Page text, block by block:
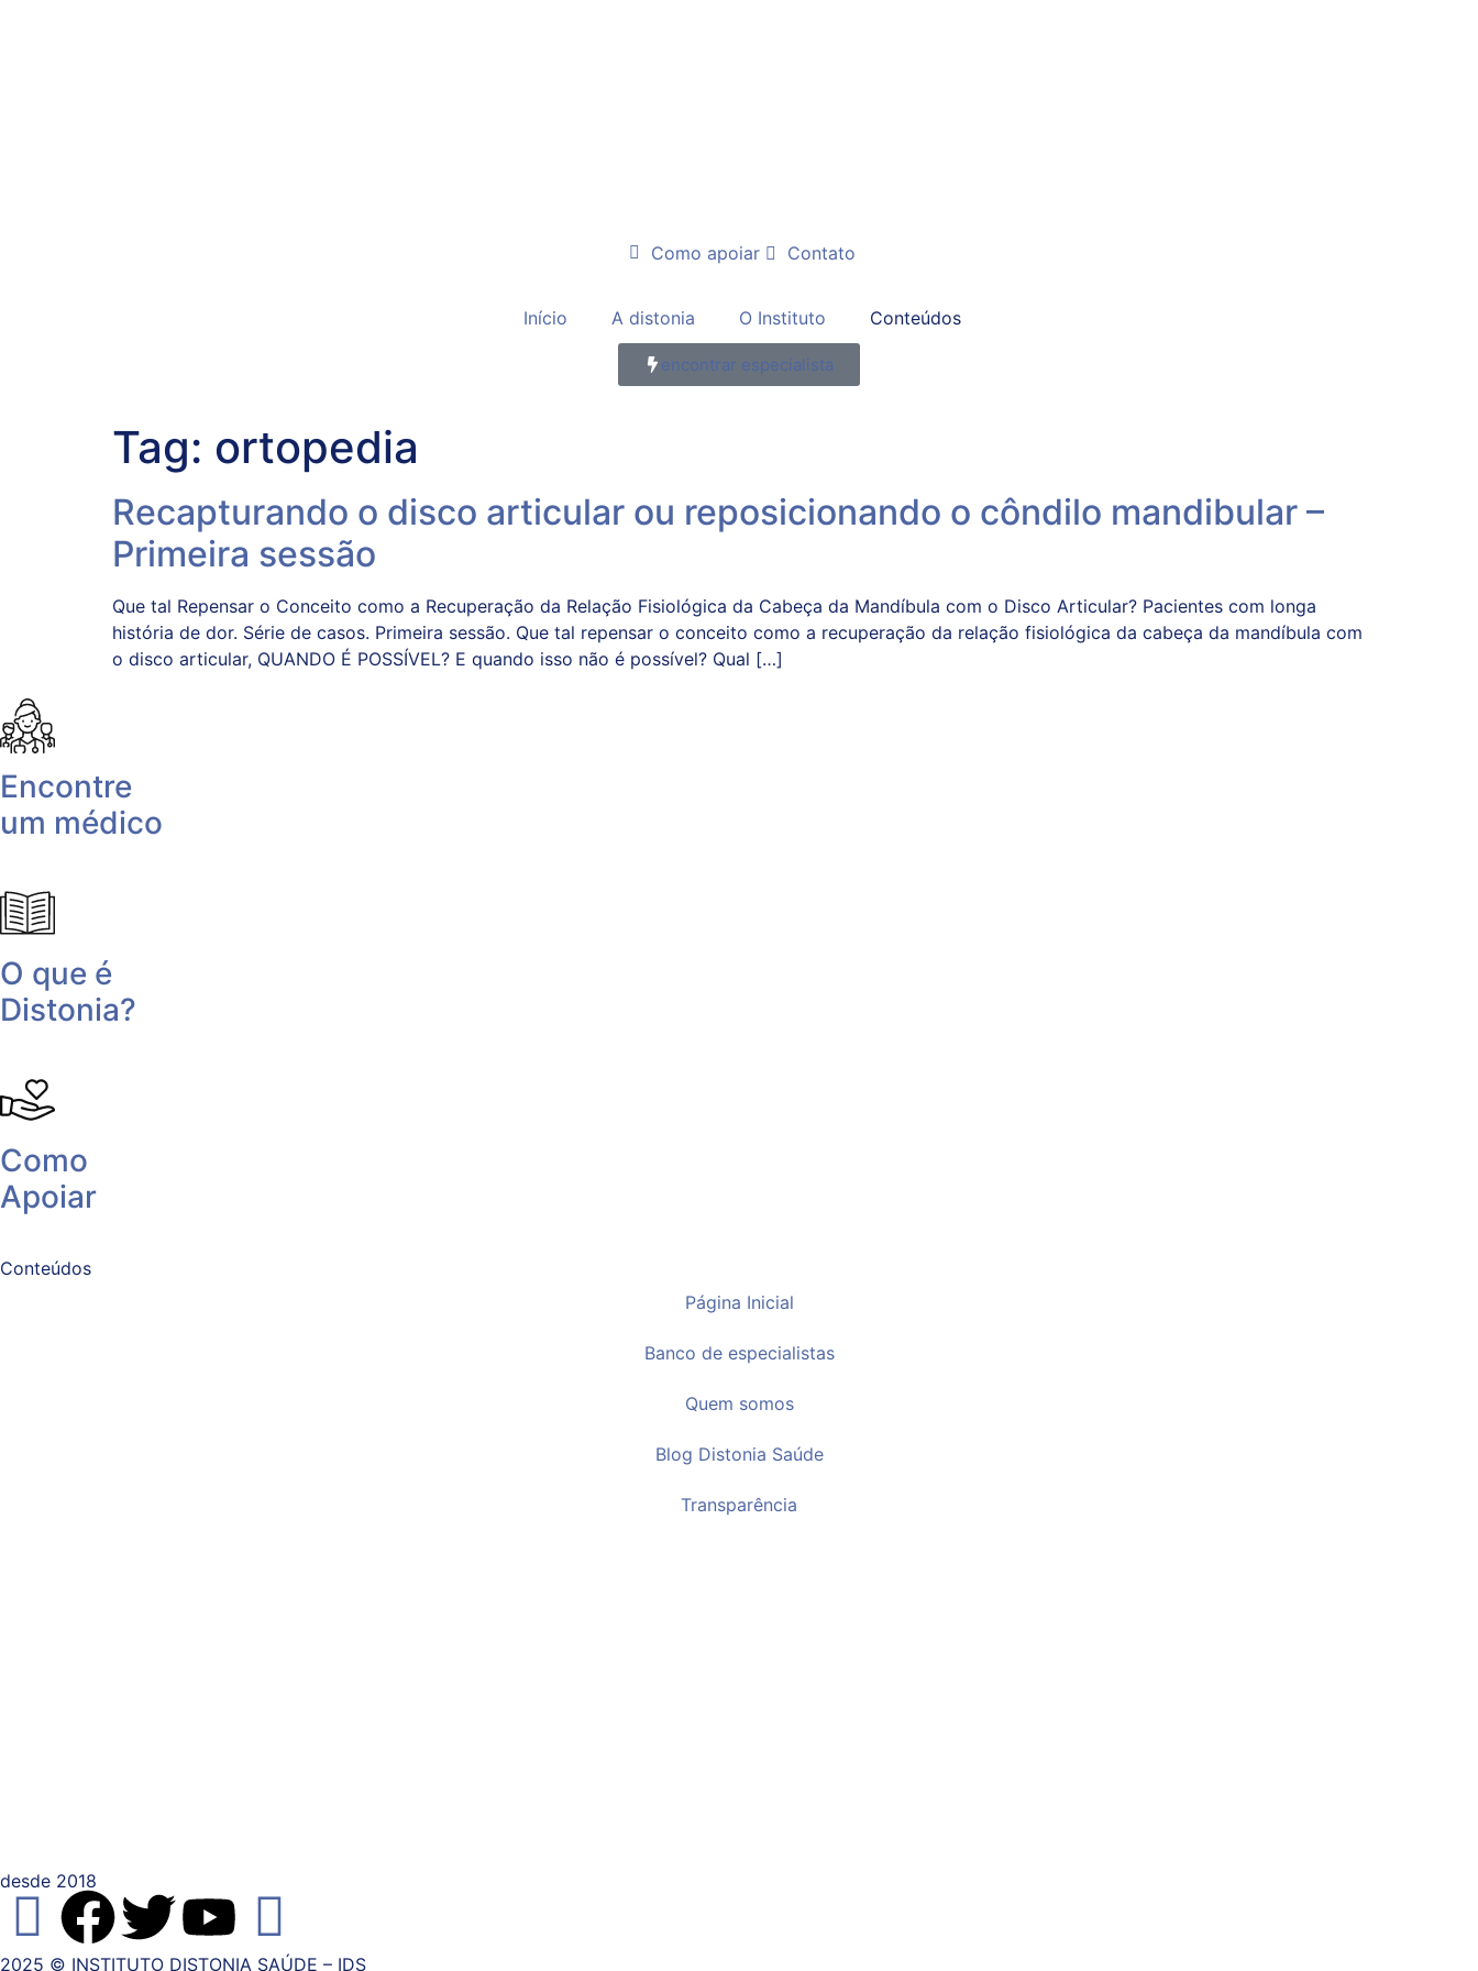
Como apoiar Contato
Início A distonia O Instituto Conteúdos
encontrar especialista
Tag: ortopedia
Recapturando o disco articular ou reposicionando o côndilo mandibular –
Primeira sessão
Que tal Repensar o Conceito como a Recuperação da Relação Fisiológica da Cabeça da Mandíbula com o Disco Articular? Pacientes com longa
história de dor. Série de casos. Primeira sessão. Que tal repensar o conceito como a recuperação da relação fisiológica da cabeça da mandíbula com
o disco articular, QUANDO É POSSÍVEL? E quando isso não é possível? Qual […]
Encontre
um médico
O que é
Distonia?
Como
Apoiar
Conteúdos
Página Inicial
Banco de especialistas
Quem somos
Blog Distonia Saúde
Transparência
desde 2018
2025 © INSTITUTO DISTONIA SAÚDE – IDS